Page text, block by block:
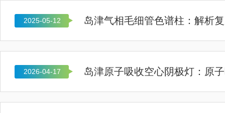
2025-05-12 岛津气相毛细管色谱柱：解析
2026-04-17